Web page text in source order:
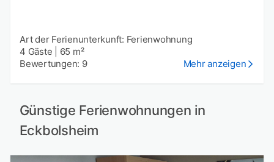
Art der Ferienunterkunft: Ferienwohnung
4 Gäste
65 m²
Bewertungen: 9
Mehr anzeigen
Günstige Ferienwohnungen in
Eckbolsheim